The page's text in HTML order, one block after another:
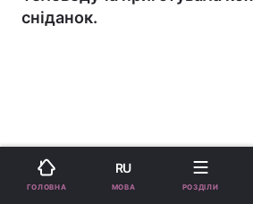
сніданок.
ad
ГОЛОВНА
RU
МОВА РОЗДІЛИ